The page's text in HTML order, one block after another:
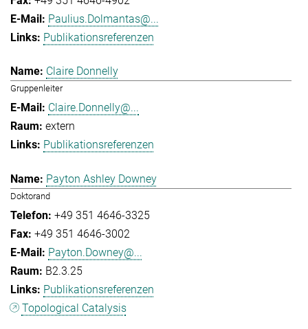
Paulius.Dolmantas@...
Publikationsreferenzen
Claire Donnelly
Gruppenleiter
Claire.Donnelly@...
extern
Publikationsreferenzen
Payton Ashley Downey
Doktorand
+49 351 4646-3325
+49 351 4646-3002
Payton.Downey@...
B2.3.25
Publikationsreferenzen
Topological Catalysis